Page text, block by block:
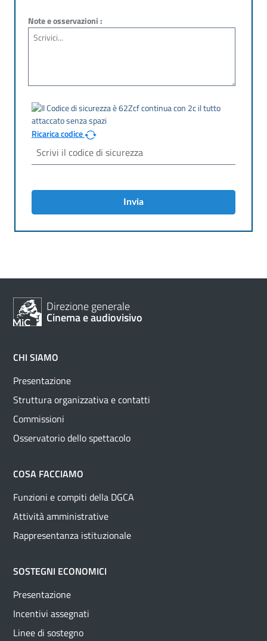
Note e osservazioni :
Ricarica codice
Invia
Direzione generale
Cinema e audiovisivo
CHI SIAMO
Presentazione
Struttura organizzativa e contatti
Commissioni
Osservatorio dello spettacolo
COSA FACCIAMO
Funzioni e compiti della DGCA
Attività amministrative
Rappresentanza istituzionale
SOSTEGNI ECONOMICI
Presentazione
Incentivi assegnati
Linee di sostegno